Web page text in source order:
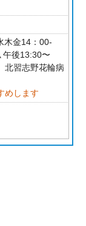
木金14：00-
午後13:30〜
習志野花輪病
めします